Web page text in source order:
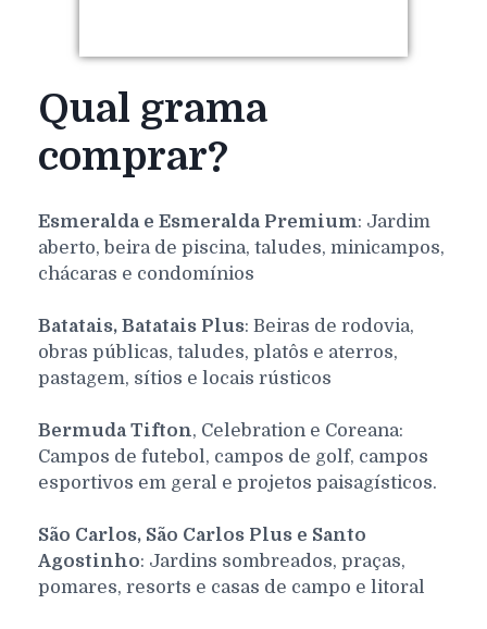
Qual grama
comprar?
Esmeralda e Esmeralda Premium: Jardim
aberto, beira de piscina, taludes, minicampos,
chácaras e condomínios
Batatais, Batatais Plus: Beiras de rodovia,
obras públicas, taludes, platôs e aterros,
pastagem, sítios e locais rústicos
Bermuda Tifton, Celebration e Coreana:
Campos de futebol, campos de golf, campos
esportivos em geral e projetos paisagísticos.
São Carlos, São Carlos Plus e Santo
Agostinho: Jardins sombreados, praças,
pomares, resorts e casas de campo e litoral